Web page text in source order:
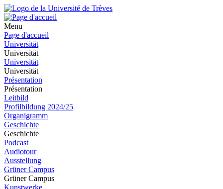
Menu
Page d'accueil
Universität
Universität
Universität
Universität
Présentation
Présentation
Leitbild
Profilbildung 2024/25
Organigramm
Geschichte
Geschichte
Podcast
Audiotour
Ausstellung
Grüner Campus
Grüner Campus
Kunstwerke